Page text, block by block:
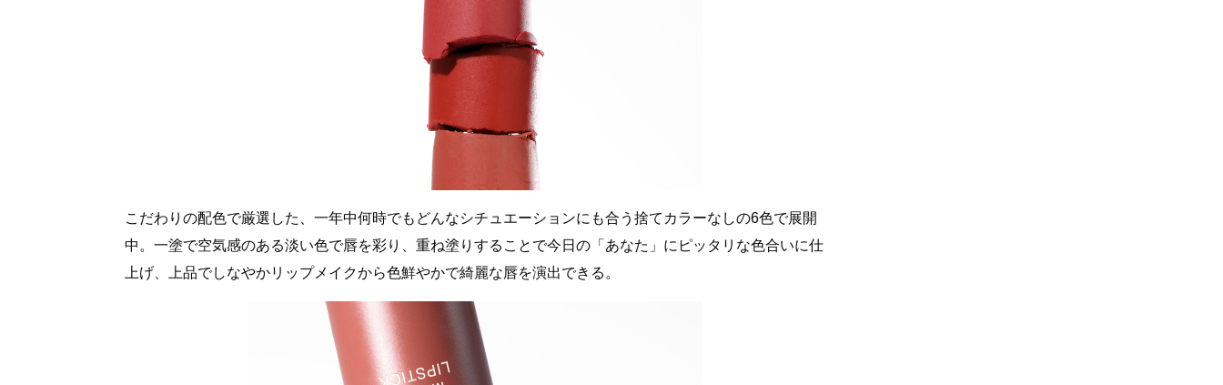
こだわりの配色で厳選した、一年中何時でもどんなシチュエーションにも合う捨てカラーなしの6色で展開
中。一塗で空気感のある淡い色で唇を彩り、重ね塗りすることで今日の「あなた」にピッタリな色合いに仕
上げ、上品でしなやかリップメイクから色鮮やかで綺麗な唇を演出できる。